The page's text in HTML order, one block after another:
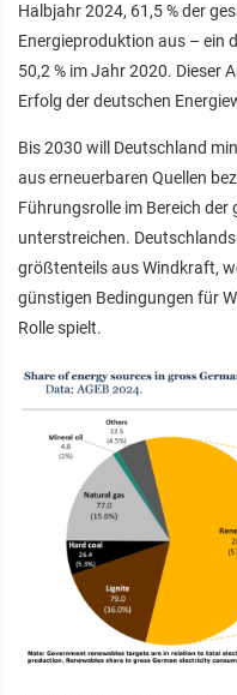
Halbjahr 2024, 61,5 % der
Energieproduktion aus – ein
50,2 % im Jahr 2020. Dieser
Erfolg der deutschen
Bis 2030 will Deutschland
aus erneuerbaren Quellen
Führungsrolle im Bereich der
unterstreichen.
größtenteils aus Windkraft,
günstigen Bedingungen für
Rolle spielt.